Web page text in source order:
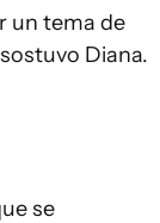
un tema de
Diana.
se